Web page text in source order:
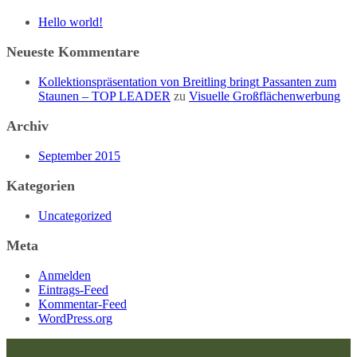
Hello world!
Neueste Kommentare
Kollektionspräsentation von Breitling bringt Passanten zum
Staunen – TOP LEADER zu Visuelle Großflächenwerbung
Archiv
September 2015
Kategorien
Uncategorized
Meta
Anmelden
Eintrags-Feed
Kommentar-Feed
WordPress.org